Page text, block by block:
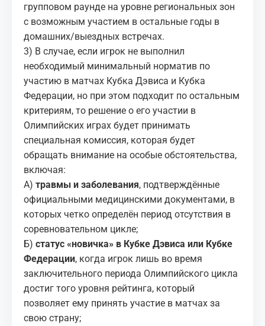
групповом раунде на уровне региональных зон
с возможным участием в остальные годы в
домашних/выездных встречах.
3) В случае, если игрок не выполнил
необходимый минимальный норматив по
участию в матчах Кубка Дэвиса и Кубка
Федерации, но при этом подходит по остальным
критериям, то решение о его участии в
Олимпийских играх будет принимать
специальная комиссия, которая будет
обращать внимание на особые обстоятельства,
включая:
А) травмы и заболевания, подтверждённые
официальными медицинскими документами, в
которых четко определён период отсутствия в
соревновательном цикле;
Б) статус «новичка» в Кубке Дэвиса или Кубке
Федерации, когда игрок лишь во время
заключительного периода Олимпийского цикла
достиг того уровня рейтинга, который
позволяет ему принять участие в матчах за
свою страну;